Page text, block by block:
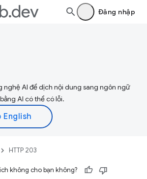
Đăng nhập
nghệ AI để dịch nội dung sang ngôn ngữ
AI có thể có lỗi.
HTTP 203
không cho bạn không?